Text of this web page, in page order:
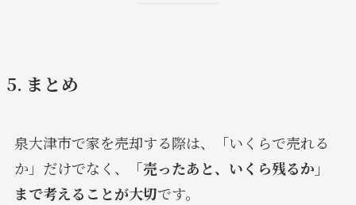
5. まとめ
泉大津市で家を売却する際は、「いくらで売れる
か」だけでなく、
「売ったあと、いくら残るか」
まで考えることが大切です。